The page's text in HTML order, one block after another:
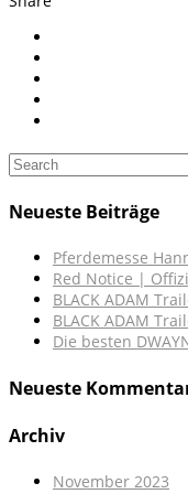
Neueste Beiträge
Pferdemesse
Red Notice |
BLACK ADAM
BLACK ADAM
Die besten
Neueste
Archiv
November 2023